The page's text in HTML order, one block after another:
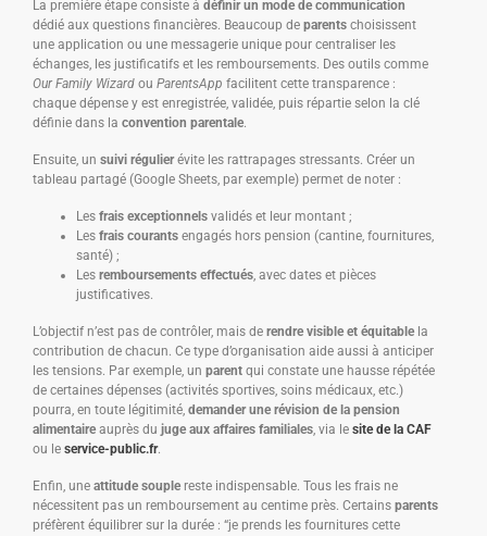
La première étape consiste à définir un mode de communication
dédié aux questions financières. Beaucoup de parents choisissent
une application ou une messagerie unique pour centraliser les
échanges, les justificatifs et les remboursements. Des outils comme
Our Family Wizard ou ParentsApp facilitent cette transparence :
chaque dépense y est enregistrée, validée, puis répartie selon la clé
définie dans la convention parentale.
Ensuite, un suivi régulierévite les rattrapages stressants. Créer un
tableau partagé (Google Sheets, par exemple) permet de noter :
Les frais exceptionnels validés et leur montant ;
Les frais courants engagés hors pension (cantine, fournitures,
santé) ;
Les remboursements effectués, avec dates et pièces
justificatives.
L’objectif n’est pas de contrôler, mais de rendre visible et équitable la
contribution de chacun. Ce type d’organisation aide aussi à anticiper
les tensions. Par exemple, un parent qui constate une hausse répétée
de certaines dépenses (activités sportives, soins médicaux, etc.)
pourra, en toute légitimité, demander une révision de la pension
alimentaire auprès du juge aux affaires familiales, via le site de la CAF
ou le service-public.fr.
Enfin, une attitude souple reste indispensable. Tous les frais ne
nécessitent pas un remboursement au centime près. Certains parents
préfèrent équilibrer sur la durée : “je prends les fournitures cette